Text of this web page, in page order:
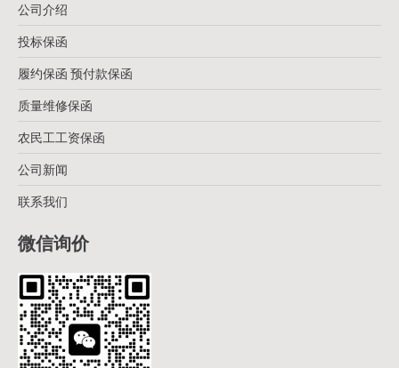
公司介绍
投标保函
履约保函 预付款保函
质量维修保函
农民工工资保函
公司新闻
联系我们
微信询价